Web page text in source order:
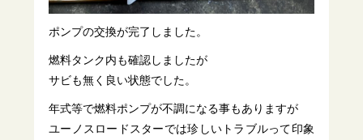
ポンプの交換が完了しました。
燃料タンク内も確認しましたが
サビも無く良い状態でした。
年式等で燃料ポンプが不調になる事もありますが
ユーノスロードスターでは珍しいトラブルって印象